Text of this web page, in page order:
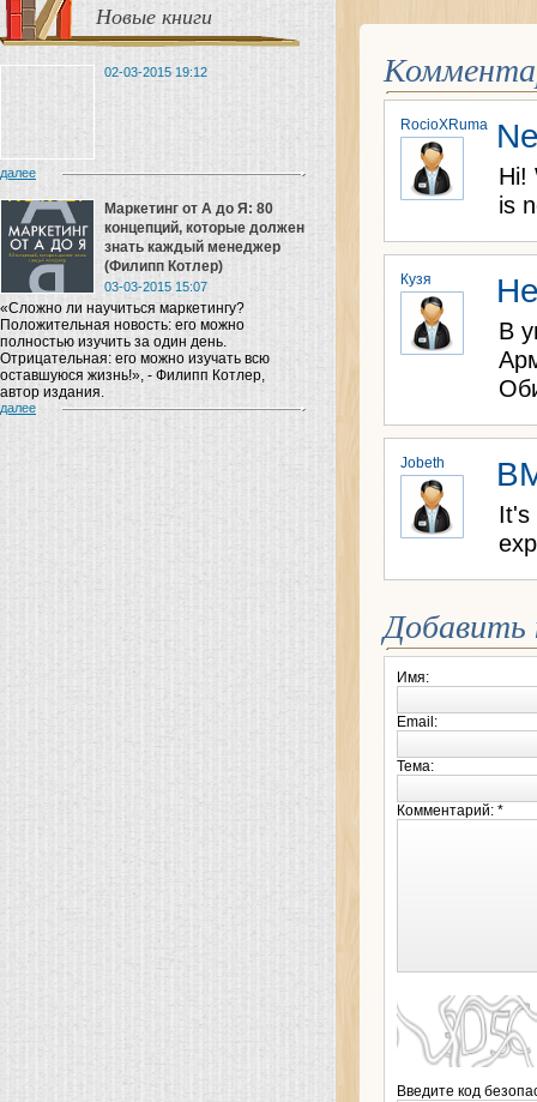
Новые книги
02-03-2015 19:12
далее
Маркетинг от A до Я: 80
концепций, которые должен
знать каждый менеджер
(Филипп Котлер)
03-03-2015 15:07
«Сложно ли научиться маркетингу?
Положительная новость: его можно
полностью изучить за один день.
Отрицательная: его можно изучать всю
оставшуюся жизнь!», - Филипп Котлер,
автор издания.
далее
RocioXRuma
Hi!
is
Кузя
В
Jobeth
It's
Имя:
Email:
Тема:
Комментарий: *
Введите код